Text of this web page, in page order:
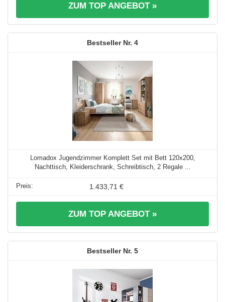
ZUM TOP ANGEBOT »
4
Lomadox Jugendzimmer Komplett Set mit Bett 120x200,
Nachttisch, Kleiderschrank, Schreibtisch, 2 Regale ...
1.433,71 €
ZUM TOP ANGEBOT »
5